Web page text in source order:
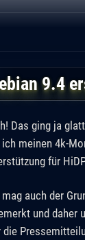
9.4
Das ging ja
meinen 4k-
für
mag auch der
und daher
die